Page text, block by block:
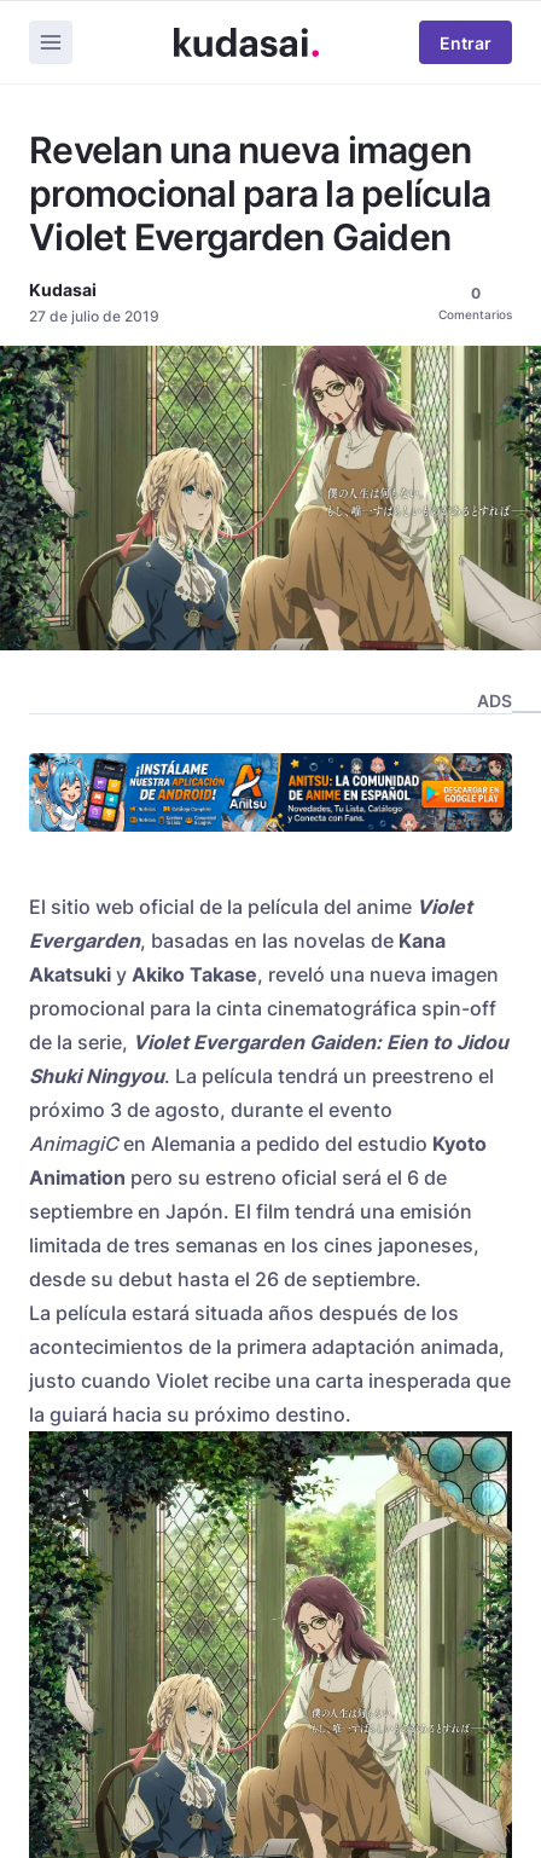
Entrar
Revelan una nueva imagen
promocional para la película
Violet Evergarden Gaiden
Kudasai
27 de julio de 2019
0
Comentarios
ADS
El sitio web oficial de la película del anime Violet
Evergarden, basadas en las novelas de Kana
Akatsuki y Akiko Takase, reveló una nueva imagen
promocional para la cinta cinematográfica spin-off
de la serie, Violet Evergarden Gaiden: Eien to Jidou
Shuki Ningyou. La película tendrá un preestreno el
próximo 3 de agosto, durante el evento
AnimagiCen Alemania a pedido del estudio Kyoto
Animation pero su estreno oficial será el 6 de
septiembre en Japón. El film tendrá una emisión
limitada de tres semanas en los cines japoneses,
desde su debut hasta el 26 de septiembre.
La película estará situada años después de los
acontecimientos de la primera adaptación animada,
justo cuando Violet recibe una carta inesperada que
la guiará hacia su próximo destino.